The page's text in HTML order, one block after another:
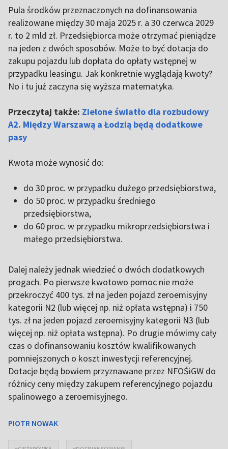
Pula środków przeznaczonych na dofinansowania
realizowane między 30 maja 2025 r. a 30 czerwca 2029
r. to 2 mld zł. Przedsiębiorca może otrzymać pieniądze
na jeden z dwóch sposobów. Może to być dotacja do
zakupu pojazdu lub dopłata do opłaty wstępnej w
przypadku leasingu. Jak konkretnie wyglądają kwoty?
No i tu już zaczyna się wyższa matematyka.
Przeczytaj także: Zielone światło dla rozbudowy
A2. Między Warszawą a Łodzią będą dodatkowe
pasy
Kwota może wynosić do:
do 30 proc. w przypadku dużego przedsiębiorstwa,
do 50 proc. w przypadku średniego
przedsiębiorstwa,
do 60 proc. w przypadku mikroprzedsiębiorstwa i
małego przedsiębiorstwa.
Dalej należy jednak wiedzieć o dwóch dodatkowych
progach. Po pierwsze kwotowo pomoc nie może
przekroczyć 400 tys. zł na jeden pojazd zeroemisyjny
kategorii N2 (lub więcej np. niż opłata wstępna) i 750
tys. zł na jeden pojazd zeroemisyjny kategorii N3 (lub
więcej np. niż opłata wstępna). Po drugie mówimy cały
czas o dofinansowaniu kosztów kwalifikowanych
pomniejszonych o koszt inwestycji referencyjnej.
Dotacje będą bowiem przyznawane przez NFOŚiGW do
różnicy ceny między zakupem referencyjnego pojazdu
spalinowego a zeroemisyjnego.
PIOTR NOWAK